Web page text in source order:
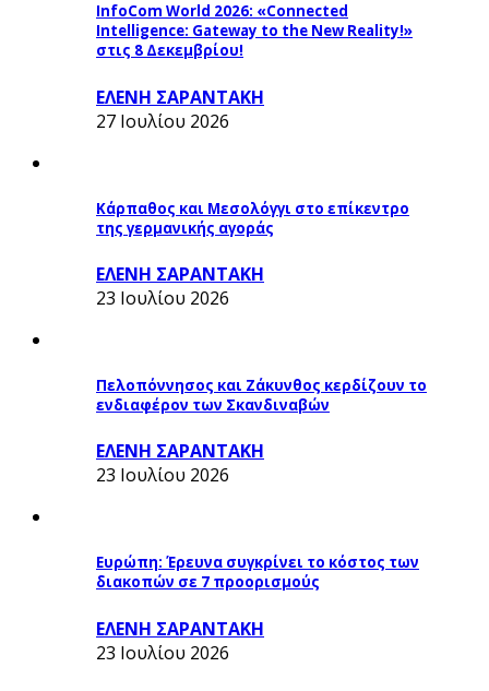
InfoCom World 2026: «Connected
Intelligence: Gateway to the New Reality!»
στις 8 Δεκεμβρίου!
ΕΛΕΝΗ ΣΑΡΑΝΤΑΚΗ
27 Ιουλίου 2026
Κάρπαθος και Μεσολόγγι στο επίκεντρο
της γερμανικής αγοράς
ΕΛΕΝΗ ΣΑΡΑΝΤΑΚΗ
23 Ιουλίου 2026
Πελοπόννησος και Ζάκυνθος κερδίζουν το
ενδιαφέρον των Σκανδιναβών
ΕΛΕΝΗ ΣΑΡΑΝΤΑΚΗ
23 Ιουλίου 2026
Ευρώπη: Έρευνα συγκρίνει το κόστος των
διακοπών σε 7 προορισμούς
ΕΛΕΝΗ ΣΑΡΑΝΤΑΚΗ
23 Ιουλίου 2026